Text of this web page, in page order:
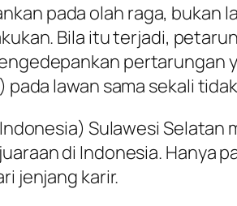
pada olah raga, bukan
Bila itu terjadi,
pertarungan
lawan sama sekali
Sulawesi
di Indonesia. Hanya
jenjang karir.